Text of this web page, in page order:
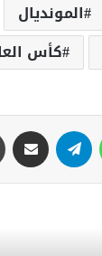
المونديال
كأس